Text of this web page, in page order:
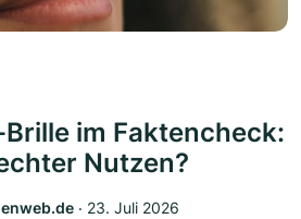
im Faktencheck:
Nutzen?
‧ 23. Juli 2026